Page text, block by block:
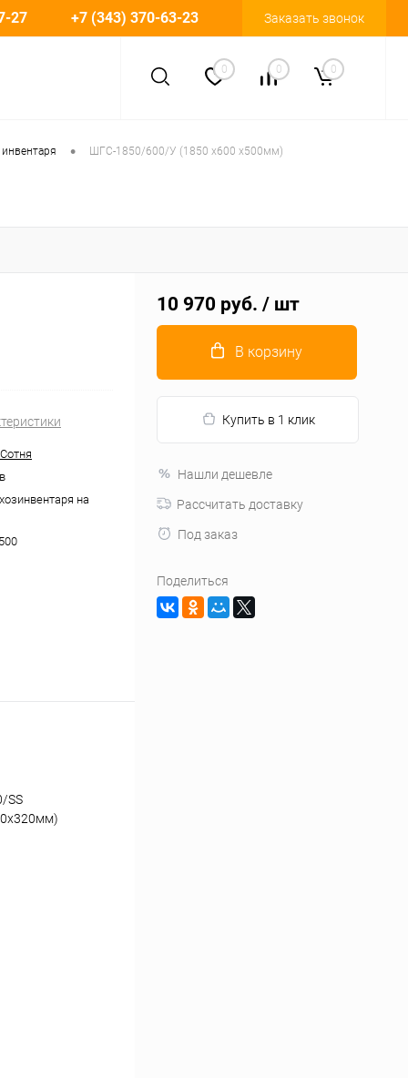
27 +7 (343) 370-63-23 Заказать звонок
0 0 0
• ШГС-1850/600/У (1850 х600 х500мм)
на
SS
10 970 руб. / шт
В корзину
Купить в 1 клик
Нашли дешевле
Рассчитать доставку
Под заказ
Поделиться